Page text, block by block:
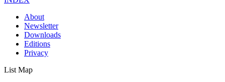
About
Newsletter
Downloads
Editions
Privacy
List Map